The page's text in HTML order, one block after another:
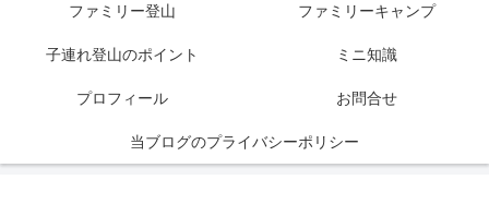
ファミリー登山 ファミリーキャンプ
子連れ登山のポイント ミニ知識
プロフィール お問合せ
当ブログのプライバシーポリシー